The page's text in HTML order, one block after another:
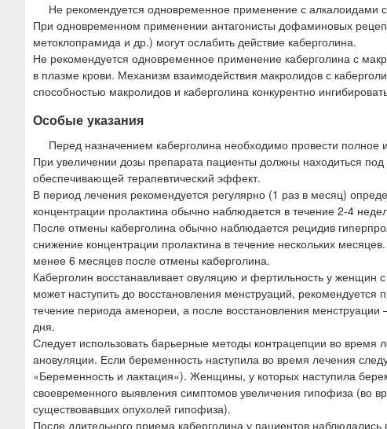
Не рекомендуется одновременное применение с алкалоидами
При одновременном применении антагонисты дофаминовых
метоклопрамида и др.) могут ослабить действие каберголина.
Не рекомендуется одновременное применение каберголина с
в плазме крови. Механизм взаимодействия макролидов с
способностью макролидов и каберголина конкурентно
Особые указания
Перед назначением каберголина необходимо провести полное
При увеличении дозы препарата пациенты должны находиться
обеспечивающей терапевтический эффект.
В период лечения рекомендуется регулярно (1 раз в месяц)
концентрации пролактина обычно наблюдается в течение 2-4
После отмены каберголина обычно наблюдается рецидив
снижение концентрации пролактина в течение нескольких
менее 6 месяцев после отмены каберголина.
Каберголин восстанавливает овуляцию и фертильность у женщин
может наступить до восстановления менструаций,
течение периода аменореи, а после восстановления
дня.
Следует использовать барьерные методы контрацепции во
ановуляции. Если беременность наступила во время лечения
«Беременность и лактация»). Женщины, у которых наступила
своевременного выявления симптомов увеличения гипофиза (во
существовавших опухолей гипофиза).
После длительного приема каберголина у пациентов